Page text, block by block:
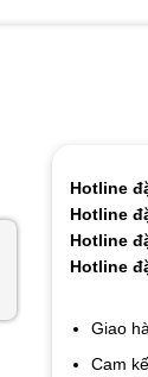
Hotline
Hotline
Hotline
Hotline
Giao
Cam